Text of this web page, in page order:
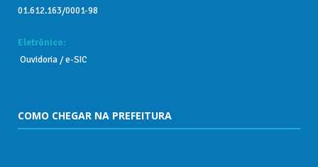
01.612.163/0001-98
Eletrônico:
Ouvidoria /e-SIC
COMO CHEGAR NA PREFEITURA